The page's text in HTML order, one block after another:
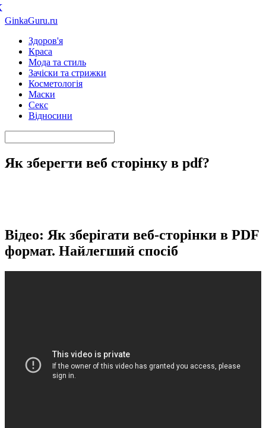
GinkaGuru.ru
Здоров'я
Краса
Мода та стиль
Зачіски та стрижки
Косметологія
Маски
Секс
Відносини
Як зберегти веб сторінку в pdf?
Відео: Як зберігати веб-сторінки в PDF
формат. Найлегший спосіб